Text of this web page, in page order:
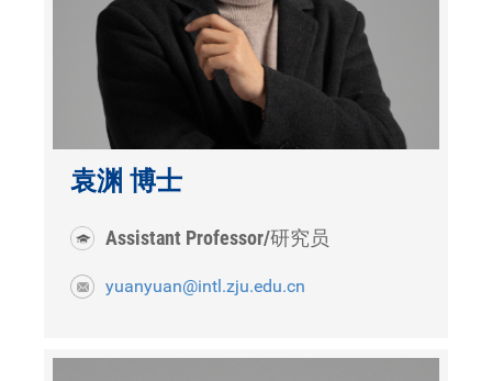
袁渊 博士
Assistant Professor/研究员
yuanyuan@intl.zju.edu.cn